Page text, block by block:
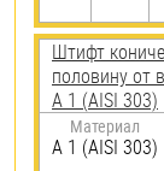
Штифт
половину от
А 1 (AISI 303)
Материал
А 1 (AISI 303)